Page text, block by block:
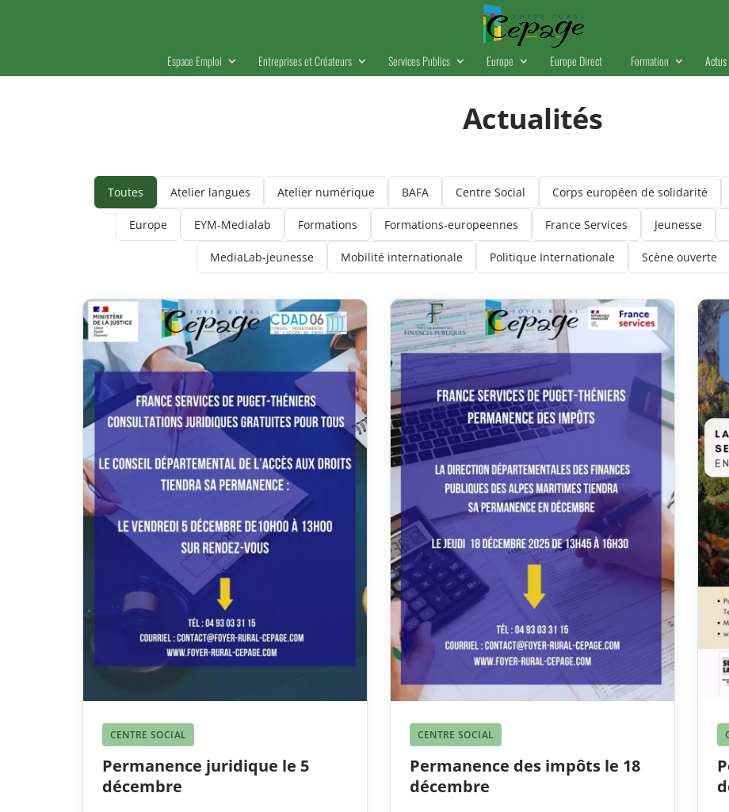
Espace Emploi Entreprises et Créateurs Services Publics Europe Europe Direct Formation Actus
Actualités
Toutes Atelier langues Atelier numérique BAFA Centre Social Corps européen de solidarité
Europe EYM-Medialab Formations Formations-europeennes France Services Jeunesse
MediaLab-jeunesse Mobilité internationale Politique Internationale Scène ouverte
CENTRE SOCIAL
Permanence juridique le 5
décembre
CENTRE SOCIAL
Permanence des impôts le 18
décembre